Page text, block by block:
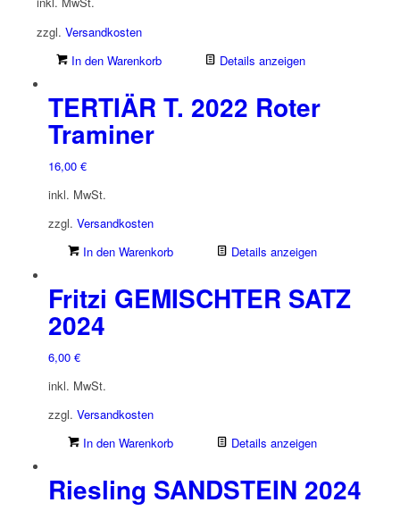
zzgl. Versandkosten
In den Warenkorb
Details anzeigen
TERTIÄR T. 2022 Roter
Traminer
16,00 €
inkl. MwSt.
zzgl. Versandkosten
In den Warenkorb
Details anzeigen
Fritzi GEMISCHTER SATZ
2024
6,00 €
inkl. MwSt.
zzgl. Versandkosten
In den Warenkorb
Details anzeigen
Riesling SANDSTEIN 2024